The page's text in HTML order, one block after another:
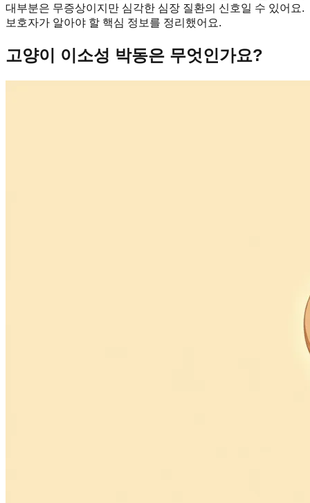
대부분은 무증상이지만 심각한 심장 질환의 신호일 수 있어요.
보호자가 알아야 할 핵심 정보를 정리했어요.
고양이 이소성 박동은 무엇인가요?